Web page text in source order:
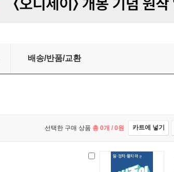
배송/반품/교환
선택한 구매 상품 총 0개 / 0원 카트에 넣기